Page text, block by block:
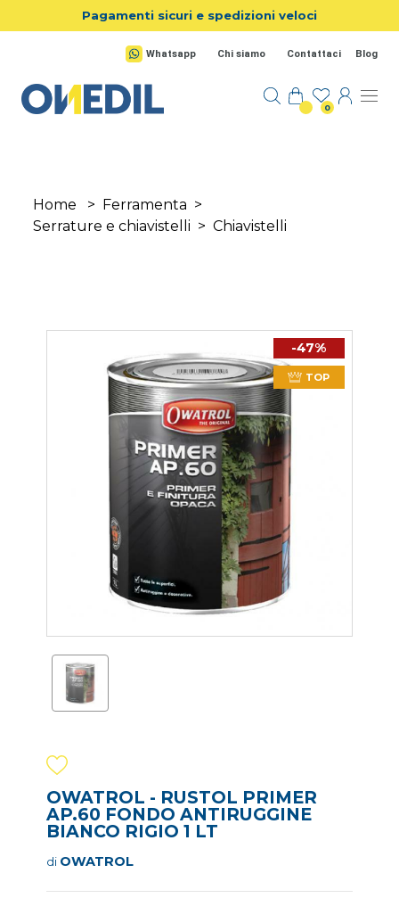
Salta al contenuto principale
Pagamenti sicuri e spedizioni veloci
Whatsapp Chi siamo Contattaci Blog
0
Home > Ferramenta >
Serrature e chiavistelli > Chiavistelli
-47%
TOP
OWATROL - RUSTOL PRIMER
AP.60 FONDO ANTIRUGGINE
BIANCO RIGIO 1 LT
di OWATROL